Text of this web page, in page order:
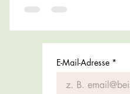
E-Mail-Adresse *